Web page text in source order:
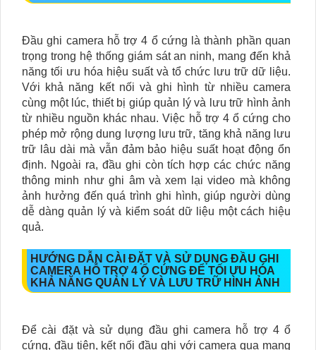
Đầu ghi camera hỗ trợ 4 ổ cứng là thành phần quan
trọng trong hệ thống giám sát an ninh, mang đến khả
năng tối ưu hóa hiệu suất và tổ chức lưu trữ dữ liệu.
Với khả năng kết nối và ghi hình từ nhiều camera
cùng một lúc, thiết bị giúp quản lý và lưu trữ hình ảnh
từ nhiều nguồn khác nhau. Việc hỗ trợ 4 ổ cứng cho
phép mở rộng dung lượng lưu trữ, tăng khả năng lưu
trữ lâu dài mà vẫn đảm bảo hiệu suất hoạt động ổn
định. Ngoài ra, đầu ghi còn tích hợp các chức năng
thông minh như ghi âm và xem lại video mà không
ảnh hưởng đến quá trình ghi hình, giúp người dùng
dễ dàng quản lý và kiểm soát dữ liệu một cách hiệu
quả.
HƯỚNG DẪN CÀI ĐẶT VÀ SỬ DỤNG ĐẦU GHI
CAMERA HỖ TRỢ 4 Ổ CỨNG ĐỂ TỐI ƯU HÓA
KHẢ NĂNG QUẢN LÝ VÀ LƯU TRỮ HÌNH ẢNH
Để cài đặt và sử dụng đầu ghi camera hỗ trợ 4 ổ
cứng, đầu tiên, kết nối đầu ghi với camera qua mạng